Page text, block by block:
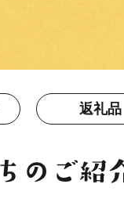
返礼品